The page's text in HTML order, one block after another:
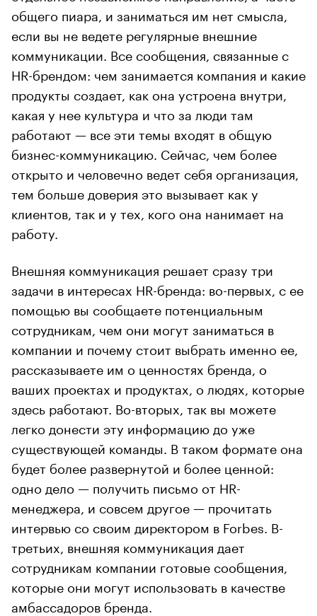
общего пиара, и заниматься им нет смысла,
если вы не ведете регулярные внешние
коммуникации. Все сообщения, связанные с
HR-брендом: чем занимается компания и какие
продукты создает, как она устроена внутри,
какая у нее культура и что за люди там
работают — все эти темы входят в общую
бизнес-коммуникацию. Сейчас, чем более
открыто и человечно ведет себя организация,
тем больше доверия это вызывает как у
клиентов, так и у тех, кого она нанимает на
работу.
Внешняя коммуникация решает сразу три
задачи в интересах HR-бренда: во-первых, с ее
помощью вы сообщаете потенциальным
сотрудникам, чем они могут заниматься в
компании и почему стоит выбрать именно ее,
рассказываете им о ценностях бренда, о
ваших проектах и продуктах, о людях, которые
здесь работают. Во-вторых, так вы можете
легко донести эту информацию до уже
существующей команды. В таком формате она
будет более развернутой и более ценной:
одно дело — получить письмо от HR-
менеджера, и совсем другое — прочитать
интервью со своим директором в Forbes. В-
третьих, внешняя коммуникация дает
сотрудникам компании готовые сообщения,
которые они могут использовать в качестве
амбассадоров бренда.